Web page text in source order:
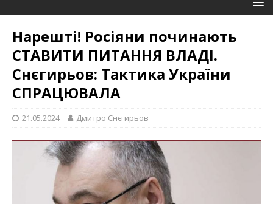
Нарешті! Росіяни починають
СТАВИТИ ПИТАННЯ ВЛАДІ.
Снєгирьов: Тактика України
СПРАЦЮВАЛА
21.05.2024 Дмитро Снєгирьов